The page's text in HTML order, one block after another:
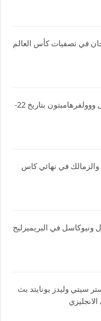
في تصفيات كأس العالم
بث مباشرمشاهدة مباراة ليفربول ووولفرهامبتون بتاريخ 22-
في نهائي كاس
ونيوكاسل في البريميرليج
سيتي وليدز يونايتد بث